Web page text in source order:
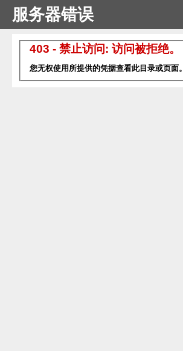
服务器错误
403 - 禁止访问: 访问被拒绝。
您无权使用所提供的凭据查看此目录或页面。